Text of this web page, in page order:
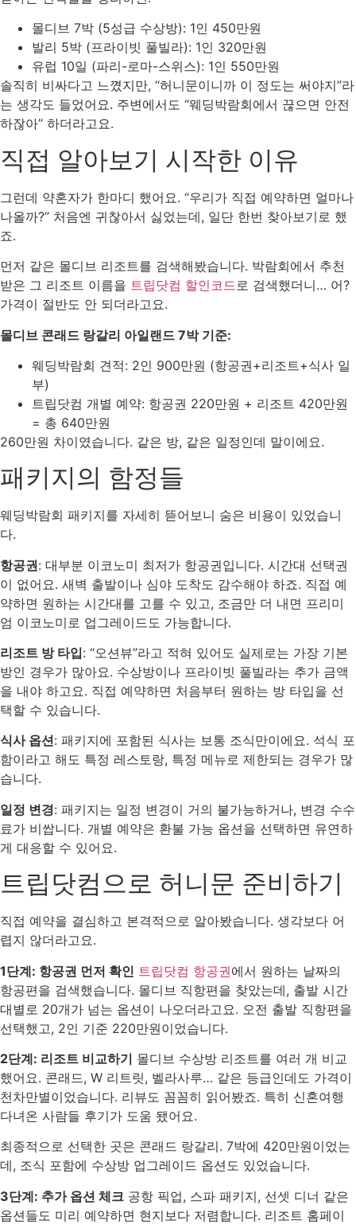
몰디브 7박 (5성급 수상방): 1인 450만원
발리 5박 (프라이빗 풀빌라): 1인 320만원
유럽 10일 (파리-로마-스위스): 1인 550만원
솔직히 비싸다고 느꼈지만, “허니문이니까 이 정도는 써야지”라
는 생각도 들었어요. 주변에서도 “웨딩박람회에서 끊으면 안전
하잖아” 하더라고요.
직접 알아보기 시작한 이유
그런데 약혼자가 한마디 했어요. “우리가 직접 예약하면 얼마나
나올까?” 처음엔 귀찮아서 싫었는데, 일단 한번 찾아보기로 했
죠.
먼저 같은 몰디브 리조트를 검색해봤습니다. 박람회에서 추천
받은 그 리조트 이름을 트립닷컴 할인코드로 검색했더니… 어?
가격이 절반도 안 되더라고요.
몰디브 콘래드 랑갈리 아일랜드 7박 기준:
웨딩박람회 견적: 2인 900만원 (항공권+리조트+식사 일
부)
트립닷컴 개별 예약: 항공권 220만원 + 리조트 420만원
= 총 640만원
260만원 차이였습니다. 같은 방, 같은 일정인데 말이에요.
패키지의 함정들
웨딩박람회 패키지를 자세히 뜯어보니 숨은 비용이 있었습니
다.
항공권: 대부분 이코노미 최저가 항공권입니다. 시간대 선택권
이 없어요. 새벽 출발이나 심야 도착도 감수해야 하죠. 직접 예
약하면 원하는 시간대를 고를 수 있고, 조금만 더 내면 프리미
엄 이코노미로 업그레이드도 가능합니다.
리조트 방 타입: “오션뷰”라고 적혀 있어도 실제로는 가장 기본
방인 경우가 많아요. 수상방이나 프라이빗 풀빌라는 추가 금액
을 내야 하고요. 직접 예약하면 처음부터 원하는 방 타입을 선
택할 수 있습니다.
식사 옵션: 패키지에 포함된 식사는 보통 조식만이에요. 석식 포
함이라고 해도 특정 레스토랑, 특정 메뉴로 제한되는 경우가 많
습니다.
일정 변경: 패키지는 일정 변경이 거의 불가능하거나, 변경 수수
료가 비쌉니다. 개별 예약은 환불 가능 옵션을 선택하면 유연하
게 대응할 수 있어요.
트립닷컴으로 허니문 준비하기
직접 예약을 결심하고 본격적으로 알아봤습니다. 생각보다 어
렵지 않더라고요.
1단계: 항공권 먼저 확인 트립닷컴 항공권에서 원하는 날짜의
항공편을 검색했습니다. 몰디브 직항편을 찾았는데, 출발 시간
대별로 20개가 넘는 옵션이 나오더라고요. 오전 출발 직항편을
선택했고, 2인 기준 220만원이었습니다.
2단계: 리조트 비교하기 몰디브 수상방 리조트를 여러 개 비교
했어요. 콘래드, W 리트릿, 벨라사루… 같은 등급인데도 가격이
천차만별이었습니다. 리뷰도 꼼꼼히 읽어봤죠. 특히 신혼여행
다녀온 사람들 후기가 도움 됐어요.
최종적으로 선택한 곳은 콘래드 랑갈리. 7박에 420만원이었는
데, 조식 포함에 수상방 업그레이드 옵션도 있었습니다.
3단계: 추가 옵션 체크 공항 픽업, 스파 패키지, 선셋 디너 같은
옵션들도 미리 예약하면 현지보다 저렴합니다. 리조트 홈페이